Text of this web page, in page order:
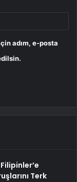
adım, e-posta
Terk